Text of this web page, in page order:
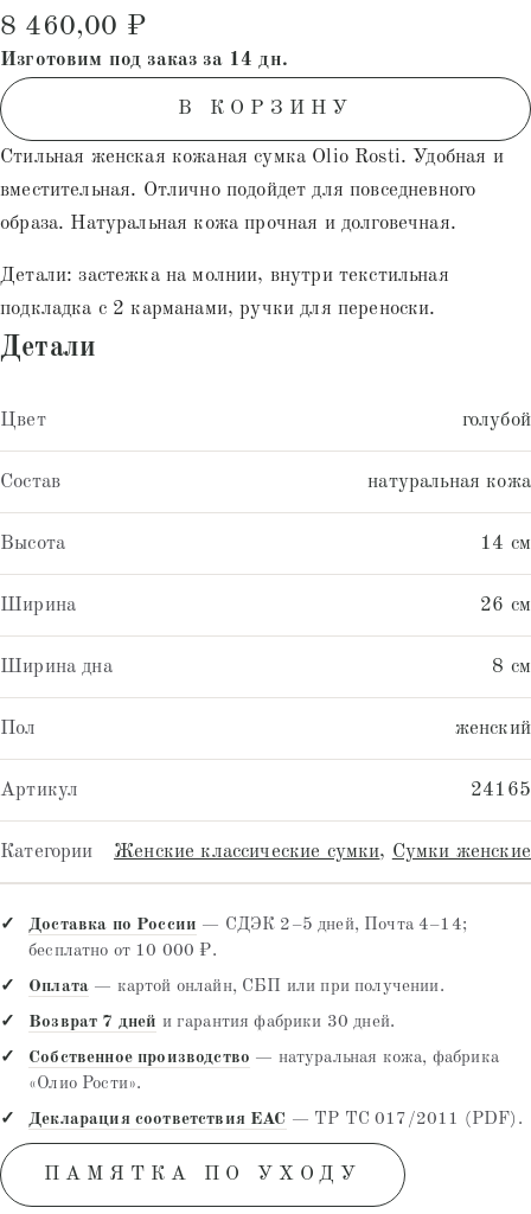
8 460,00 ₽
Изготовим под заказ за 14 дн.
В КОРЗИНУ
Стильная женская кожаная сумка Olio Rosti. Удобная и
вместительная. Отлично подойдет для повседневного
образа. Натуральная кожа прочная и долговечная.
Детали: застежка на молнии, внутри текстильная
подкладка с 2 карманами, ручки для переноски.
Детали
Цвет голубой
Состав натуральная кожа
Высота 14 см
Ширина 26 см
Ширина дна 8 см
Пол женский
Артикул 24165
Категории Женские классические сумки, Сумки женские
Доставка по России — СДЭК 2–5 дней, Почта 4–14;
бесплатно от 10 000 ₽.
Оплата — картой онлайн, СБП или при получении.
Возврат 7 дней и гарантия фабрики 30 дней.
Собственное производство — натуральная кожа, фабрика
«Олио Рости».
Декларация соответствия EAC — ТР ТС 017/2011 (PDF).
ПАМЯТКА ПО УХОДУ